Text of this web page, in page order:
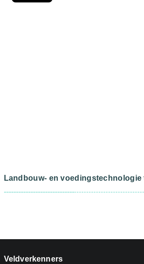
Landbouw- en voedingstechnologie
Veldverkenners